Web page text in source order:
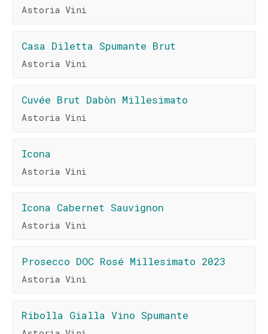
Astoria Vini
Casa Diletta Spumante Brut
Astoria Vini
Cuvée Brut Dabòn Millesimato
Astoria Vini
Icona
Astoria Vini
Icona Cabernet Sauvignon
Astoria Vini
Prosecco DOC Rosé Millesimato 2023
Astoria Vini
Ribolla Gialla Vino Spumante